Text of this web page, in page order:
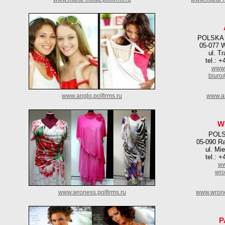
05-077
ul.
tel.:
www.anglo.polfirms.ru
05-090
ul.
tel.:
www.wroness.polfirms.ru